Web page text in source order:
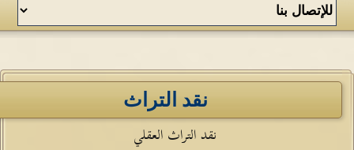
نقد التراث
نقد التراث العقلي